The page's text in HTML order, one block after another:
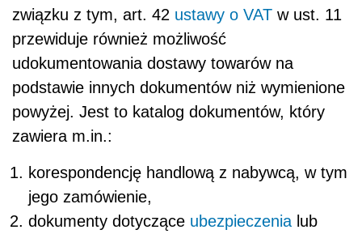
związku z tym, art. 42 ustawy o VAT w ust. 11
przewiduje również możliwość
udokumentowania dostawy towarów na
podstawie innych dokumentów niż wymienione
powyżej. Jest to katalog dokumentów, który
zawiera m.in.:
korespondencję handlową z nabywcą, w tym
jego zamówienie,
dokumenty dotyczące ubezpieczenia lub